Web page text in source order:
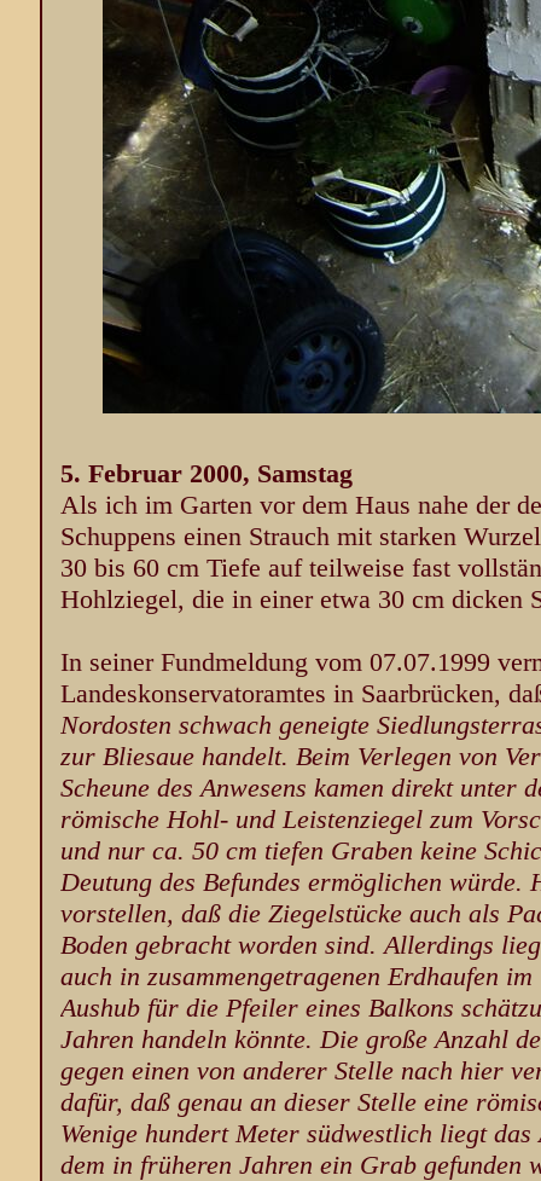
5. Februar 2000, Samstag
Als ich im Garten vor dem Haus nahe der
Schuppens einen Strauch mit starken
30 bis 60 cm Tiefe auf teilweise fast
Hohlziegel, die in einer etwa 30 cm dicken
In seiner Fundmeldung vom 07.07.1999
Landeskonservatoramtes in Saarbrücken,
Nordosten schwach geneigte
zur Bliesaue handelt. Beim Verlegen von
Scheune des Anwesens kamen direkt unter
römische Hohl- und Leistenziegel zum
und nur ca. 50 cm tiefen Graben keine
Deutung des Befundes ermöglichen
vorstellen, daß die Ziegelstücke auch als
Boden gebracht worden sind. Allerdings
auch in zusammengetragenen Erdhaufen
Aushub für die Pfeiler eines Balkons
Jahren handeln könnte. Die große Anzahl
gegen einen von anderer Stelle nach hier
dafür, daß genau an dieser Stelle eine
Wenige hundert Meter südwestlich liegt das
dem in früheren Jahren ein Grab gefunden